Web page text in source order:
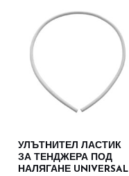
УЛЪТНИТЕЛ ЛАСТИК
ЗА ТЕНДЖЕРА ПОД
НАЛЯГАНЕ UNIVERSAL